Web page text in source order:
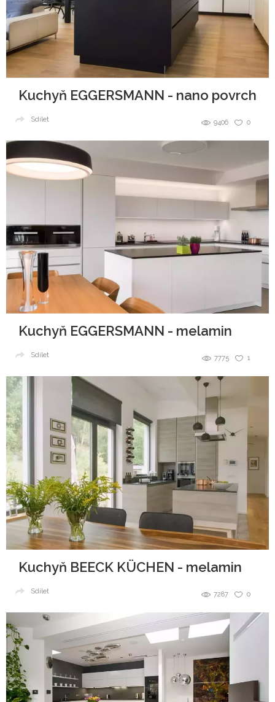
Kuchyň EGGERSMANN - nano povrch
0
9406
Sdílet
Kuchyň EGGERSMANN - melamin
1
7775
Sdílet
Kuchyň BEECK KÜCHEN - melamin
0
7287
Sdílet